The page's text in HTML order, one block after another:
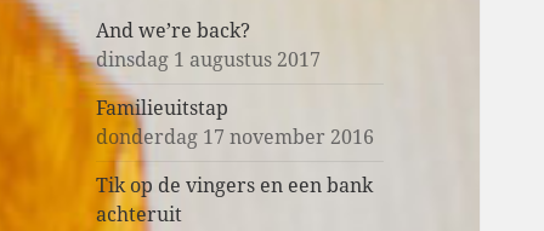
And we’re back?
dinsdag 1 augustus 2017
Familieuitstap
donderdag 17 november 2016
Tik op de vingers en een bank
achteruit